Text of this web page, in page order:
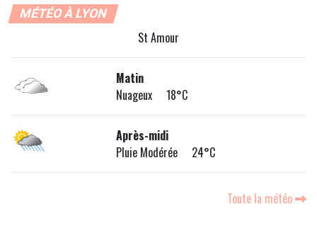
MÉTÉO À LYON
St Amour
Matin
Nuageux 18°C
Après-midi
Pluie Modérée 24°C
Toute la météo